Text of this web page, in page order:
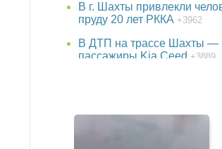
В г. Шахты привлекли
пруду 20 лет РККА +3962
В ДТП на трассе Шахты —
пассажиры Kia Ceed +3889
В парке г. Шахты появится